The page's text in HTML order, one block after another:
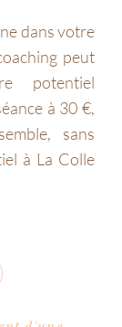
dans votre
peut
potentiel
à 30 €,
sans
à La Colle